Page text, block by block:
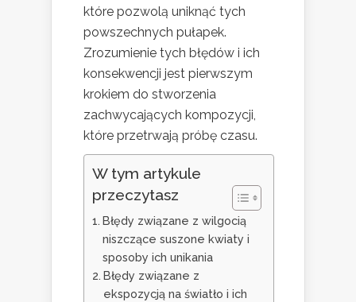
które pozwolą uniknąć tych
powszechnych pułapek.
Zrozumienie tych błędów i ich
konsekwencji jest pierwszym
krokiem do stworzenia
zachwycających kompozycji,
które przetrwają próbę czasu.
W tym artykule
przeczytasz
Błędy związane z wilgocią
niszczące suszone kwiaty i
sposoby ich unikania
Błędy związane z
ekspozycją na światło i ich